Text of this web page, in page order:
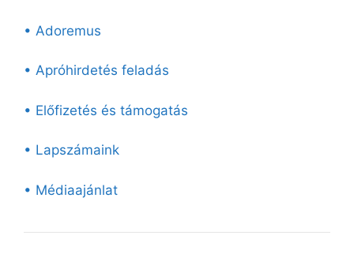
• Adoremus
• Apróhirdetés feladás
• Előfizetés és támogatás
• Lapszámaink
• Médiaajánlat